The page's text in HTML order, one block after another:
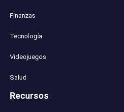
Finanzas
Tecnología
Videojuegos
Salud
Recursos